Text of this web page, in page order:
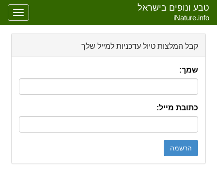
טבע ונופים בישראל
iNature.info
קבל המלצות טיול עדכניות למייל שלך
שמך:
כתובת מייל: